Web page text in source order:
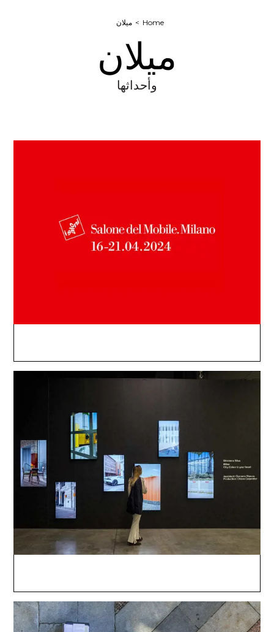
Home ميلان
ميلان
وأحداثها